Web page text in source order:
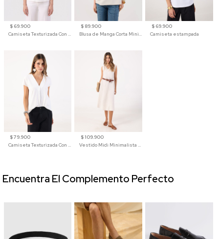
$ 69.900
Camiseta Texturizada Con Hombro Caído Para Mujer
$ 89.900
Blusa de Manga Corta Minimalista para Mujer
$ 69.900
Camiseta estampada
$ 79.900
Camiseta Texturizada Con Cuello En V Para Mujer
$ 109.900
Vestido Midi Minimalista De Silueta Amplia
Encuentra El Complemento Perfecto